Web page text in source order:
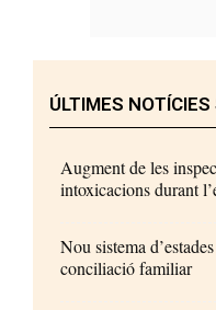
ÚLTIMES
Augment de les
intoxicacions durant
Nou sistema
conciliació familiar